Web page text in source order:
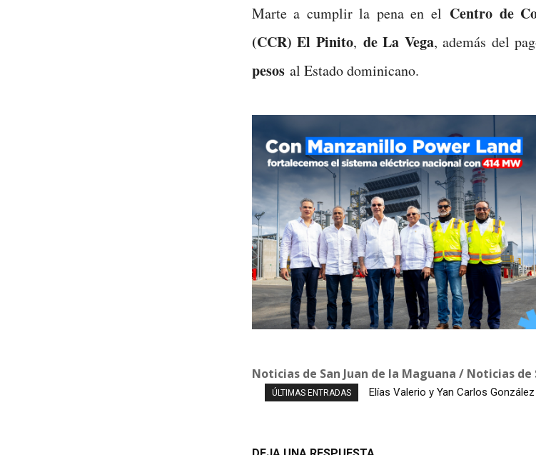
Marte a cumplir la pena en el Centro de
(CCR) El Pinito,de La Vega, además del
pesosal Estado dominicano.
Noticias de San Juan de la Maguana / Noticias de
ÚLTIMAS ENTRADAS
Elías Valerio y Yan Carlos González
Ladrones cargan con más de